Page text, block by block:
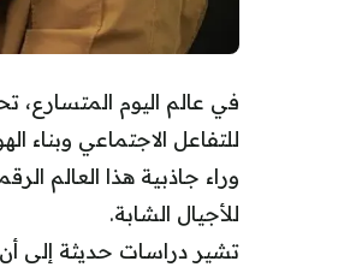
في عالم اليوم
للتفاعل الاجتماعي وبناء
وراء جاذبية هذا العالم
للأجيال الشابة.